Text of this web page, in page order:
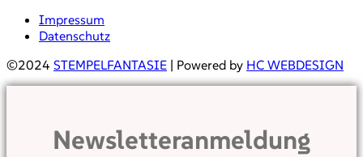
Impressum
Datenschutz
©2024 STEMPELFANTASIE | Powered by HC WEBDESIGN
Newsletteranmeldung